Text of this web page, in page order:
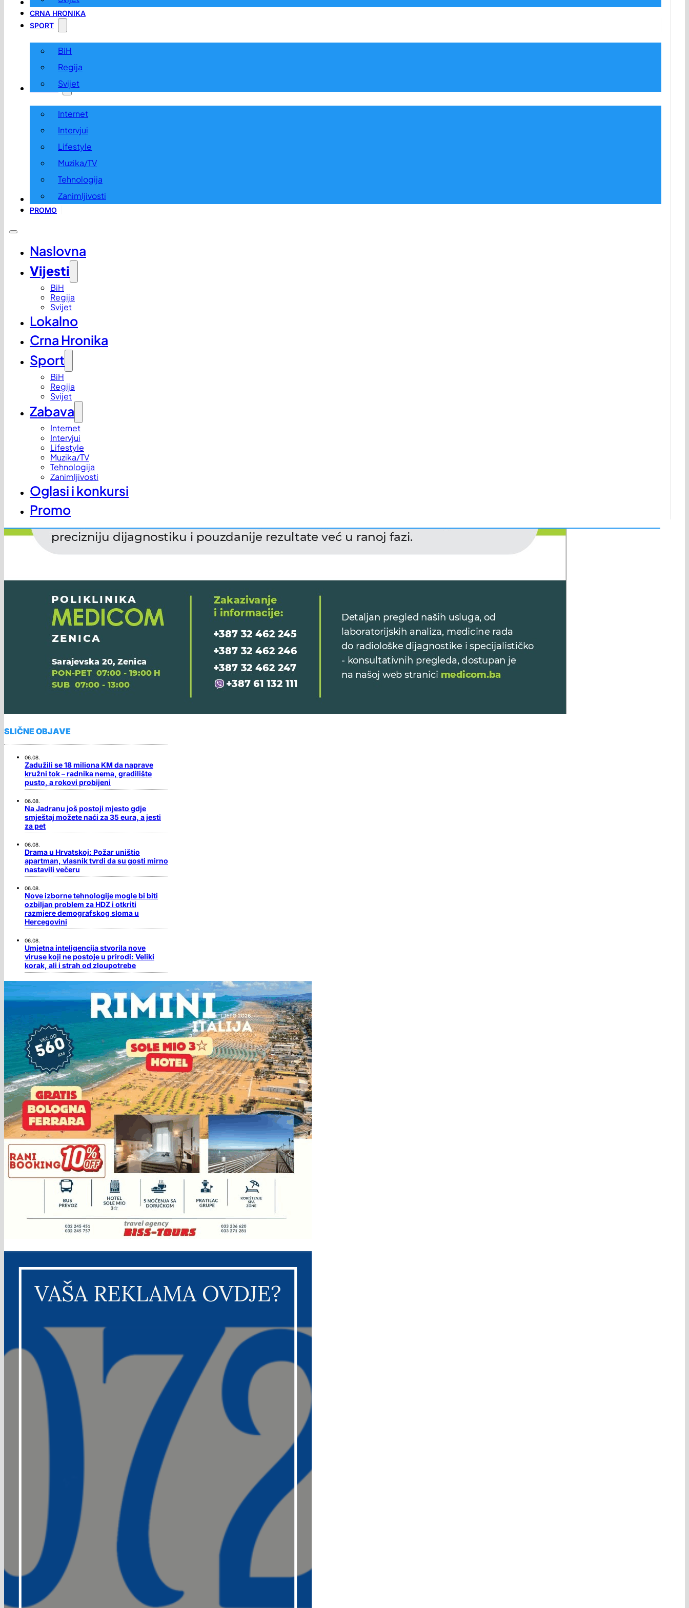
LOKALNO
CRNA HRONIKA
SPORT
BiH
Regija
Svijet
ZABAVA
Internet
Intervjui
Lifestyle
Muzika/TV
Tehnologija
Zanimljivosti
OGLASI I KONKURSI
PROMO
Naslovna
Vijesti
BiH
Regija
Svijet
Lokalno
Crna Hronika
Sport
BiH
Regija
Svijet
Zabava
Internet
Intervjui
Lifestyle
Muzika/TV
Tehnologija
Zanimljivosti
Oglasi i konkursi
Promo
SLIČNE OBJAVE
06.08.
Zadužili se 18 miliona KM da naprave
kružni tok – radnika nema, gradilište
pusto, a rokovi probijeni
06.08.
Na Jadranu još postoji mjesto gdje
smještaj možete naći za 35 eura, a jesti
za pet
06.08.
Drama u Hrvatskoj: Požar uništio
apartman, vlasnik tvrdi da su gosti mirno
nastavili večeru
06.08.
Nove izborne tehnologije mogle bi biti
ozbiljan problem za HDZ i otkriti
razmjere demografskog sloma u
Hercegovini
06.08.
Umjetna inteligencija stvorila nove
viruse koji ne postoje u prirodi: Veliki
korak, ali i strah od zloupotrebe